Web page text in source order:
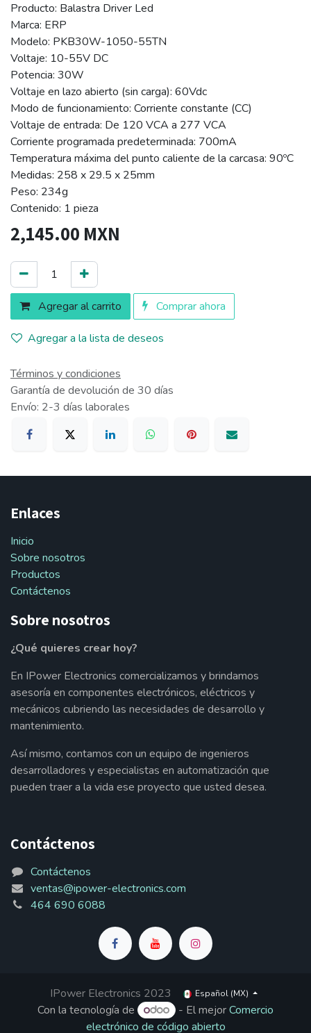
Producto: Balastra Driver Led
Marca: ERP
Modelo: PKB30W-1050-55TN
Voltaje: 10-55V DC
Potencia: 30W
Voltaje en lazo abierto (sin carga): 60Vdc
Modo de funcionamiento: Corriente constante (CC)
Voltaje de entrada: De 120 VCA a 277 VCA
Corriente programada predeterminada: 700mA
Temperatura máxima del punto caliente de la carcasa: 90ºC
Medidas: 258 x 29.5 x 25mm
Peso: 234g
Contenido: 1 pieza
2,145.00 MXN
Agregar al carrito Comprar ahora
Agregar a la lista de deseos
Términos y condiciones
Garantía de devolución de 30 días
Envío: 2-3 días laborales
Enlaces
Inicio
Sobre nosotros
Productos
Contáctenos
Sobre nosotros
¿Qué quieres crear hoy?
En IPower Electronics comercializamos y brindamos
asesoría en componentes electrónicos, eléctricos y
mecánicos cubriendo las necesidades de desarrollo y
mantenimiento.
Así mismo, contamos con un equipo de ingenieros
desarrolladores y especialistas en automatización que
pueden traer a la vida ese proyecto que usted desea.
Contáctenos
Contáctenos
ventas@ipower-electronics.com
464 690 6088
IPower Electronics 2023 Español (MX)
Con la tecnología de - El mejorComercio
electrónico de código abierto